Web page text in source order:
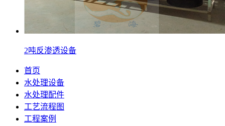
2吨反渗透设备
首页
水处理设备
水处理配件
工艺流程图
工程案例